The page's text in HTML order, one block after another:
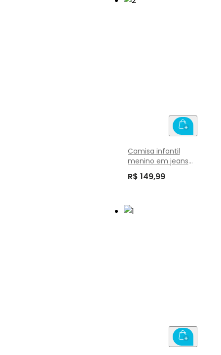
Camisa infantil
menino em jeans
Brandili
R$ 149,99